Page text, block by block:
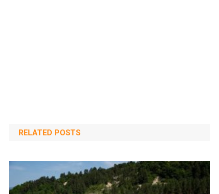
RELATED POSTS